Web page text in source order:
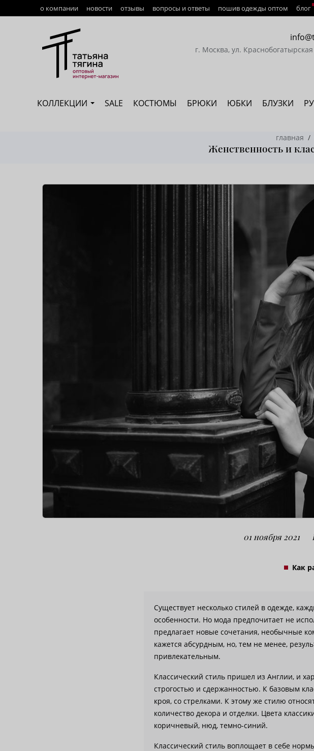
о компании
Доставка
Возврат
новости отзывы вопросы и ответы пошив одежды оптом блог
г. Москва, ул.
КОЛЛЕКЦИИ SALE КОСТЮМЫ БРЮКИ ЮБКИ БЛУЗКИ
главная
Женственность и
01 ноября 2021
Как
Существует несколько стилей в одежде,
особенности. Но мода предпочитает не
предлагает новые сочетания, необычные
кажется абсурдным, но, тем не менее,
привлекательным.
Классический стиль пришел из Англии, и
строгостью и сдержанностью. К базовым
кроя, со стрелками. К этому же стилю
количество декора и отделки. Цвета
коричневый, нюд, темно-синий.
Классический стиль воплощает в себе